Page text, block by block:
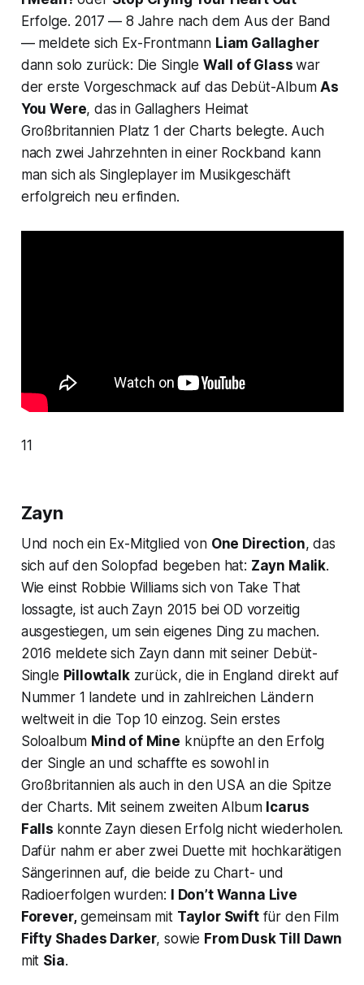
Erfolge. 2017 — 8 Jahre nach dem Aus der Band
— meldete sich Ex-Frontmann Liam Gallagher
dann solo zurück: Die Single Wall of Glass war
der erste Vorgeschmack auf das Debüt-AlbumAs
You Were, das in Gallaghers Heimat
Großbritannien Platz 1 der Charts belegte. Auch
nach zwei Jahrzehnten in einer Rockband kann
man sich als Singleplayer im Musikgeschäft
erfolgreich neu erfinden.
11
Zayn
Und noch ein Ex-Mitglied von One Direction, das
sich auf den Solopfad begeben hat: Zayn Malik.
Wie einst Robbie Williams sich von Take That
lossagte, ist auch Zayn 2015 bei OD vorzeitig
ausgestiegen, um sein eigenes Ding zu machen.
2016 meldete sich Zayn dann mit seiner Debüt-
Single Pillowtalkzurück, die in England direkt auf
Nummer 1 landete und in zahlreichen Ländern
weltweit in die Top 10 einzog. Sein erstes
Soloalbum Mind of Mine knüpfte an den Erfolg
der Single an und schaffte es sowohl in
Großbritannien als auch in den USA an die Spitze
der Charts. Mit seinem zweiten Album Icarus
Falls konnte Zayn diesen Erfolg nicht wiederholen.
Dafür nahm er aber zwei Duette mit hochkarätigen
Sängerinnen auf, die beide zu Chart- und
Radioerfolgen wurden:
I Don’t Wanna Live
Forever,gemeinsam mit Taylor Swiftfür den Film
Fifty Shades Darker, sowie From Dusk Till Dawn
mit Sia.